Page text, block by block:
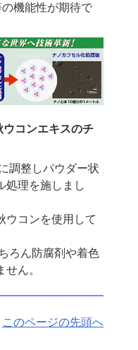
機能性が期待で
コンエキスのチ
調整しパウダー状
処理を施しまし
ウコンを使用して
ろん防腐剤や着色
ん。
このページの先頭へ